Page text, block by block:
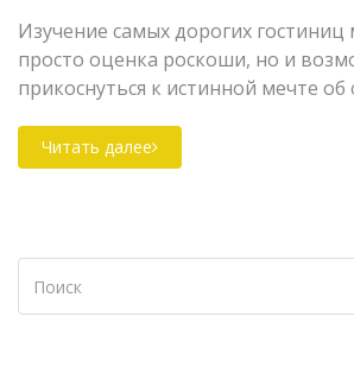
Изучение самых дорогих
просто оценка роскоши, но и
прикоснуться к истинной мечте
условия проживания и чем они
вы найдете информацию о
путешествие в мир роскошного
в атмосферу изысканности и
комфорта.
Читать далее